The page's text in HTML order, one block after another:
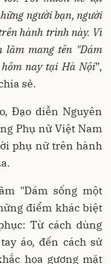
người bạn, người
hành trình này. Vì
lãm mang tên "Dám
nay tại Hà Nội”,
sẻ.
Đạo diễn Nguyên
Phụ nữ Việt Nam
phụ nữ trên hành
"Dám sống một
điểm khác biệt
Từ cách dùng
áo, đến cách sử
họa gương mặt